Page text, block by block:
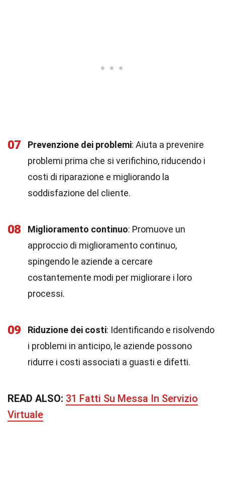
07 Prevenzione dei problemi: Aiuta a prevenire
problemi prima che si verifichino, riducendo i
costi di riparazione e migliorando la
soddisfazione del cliente.
08 Miglioramento continuo: Promuove un
approccio di miglioramento continuo,
spingendo le aziende a cercare
costantemente modi per migliorare i loro
processi.
09 Riduzione dei costi: Identificando e risolvendo
i problemi in anticipo, le aziende possono
ridurre i costi associati a guasti e difetti.
READ ALSO: 31 Fatti Su Messa In Servizio
Virtuale